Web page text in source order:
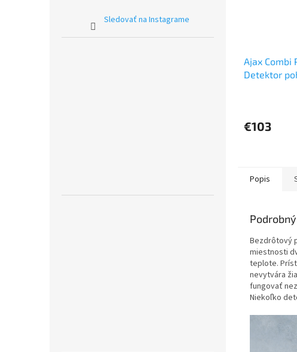
Sledovať na Instagrame
Ajax Combi
Detektor
€103
Popis
Bezdrôtový
miestnosti
teplote.
nevytvára
fungovať
Niekoľko